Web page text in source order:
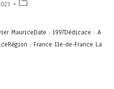
MauriceDate : 1997Dédicace : A
: France Ile-de-France La